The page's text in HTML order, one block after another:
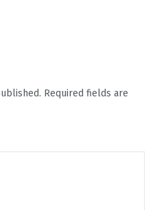
Required fields are